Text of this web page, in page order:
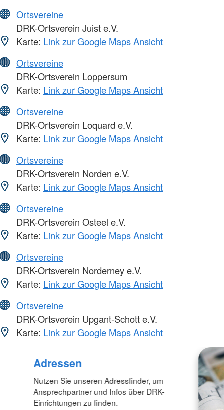
Ortsvereine
DRK-Ortsverein Juist e.V.
Karte: Link zur Google Maps Ansicht
Ortsvereine
DRK-Ortsverein Loppersum
Karte: Link zur Google Maps Ansicht
Ortsvereine
DRK-Ortsverein Loquard e.V.
Karte: Link zur Google Maps Ansicht
Ortsvereine
DRK-Ortsverein Norden e.V.
Karte: Link zur Google Maps Ansicht
Ortsvereine
DRK-Ortsverein Osteel e.V.
Karte: Link zur Google Maps Ansicht
Ortsvereine
DRK-Ortsverein Norderney e.V.
Karte: Link zur Google Maps Ansicht
Ortsvereine
DRK-Ortsverein Upgant-Schott e.V.
Karte: Link zur Google Maps Ansicht
Adressen
Nutzen Sie unseren Adressfinder, um
Ansprechpartner und Infos über DRK-
Einrichtungen zu finden.